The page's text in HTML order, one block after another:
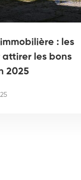
: les
attirer les bons
2025